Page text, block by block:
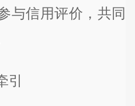
与信用评价，共同